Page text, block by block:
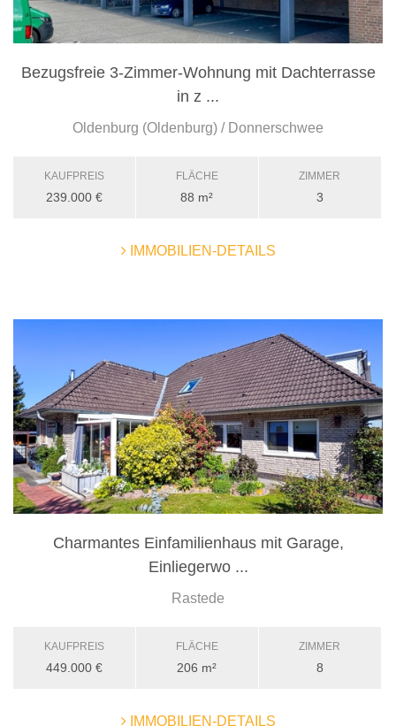
Bezugsfreie 3-Zimmer-Wohnung mit Dachterrasse
in z ...
Oldenburg (Oldenburg) / Donnerschwee
KAUFPREIS
239.000 €
FLÄCHE
88 m²
ZIMMER
3
IMMOBILIEN-DETAILS
Charmantes Einfamilienhaus mit Garage,
Einliegerwo ...
Rastede
KAUFPREIS
449.000 €
FLÄCHE
206 m²
ZIMMER
8
IMMOBILIEN-DETAILS